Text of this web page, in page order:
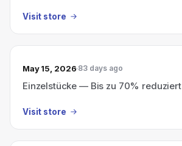
Visit store
May 15, 2026 83 days ago
Einzelstücke — Bis zu 70% reduziert
Visit store